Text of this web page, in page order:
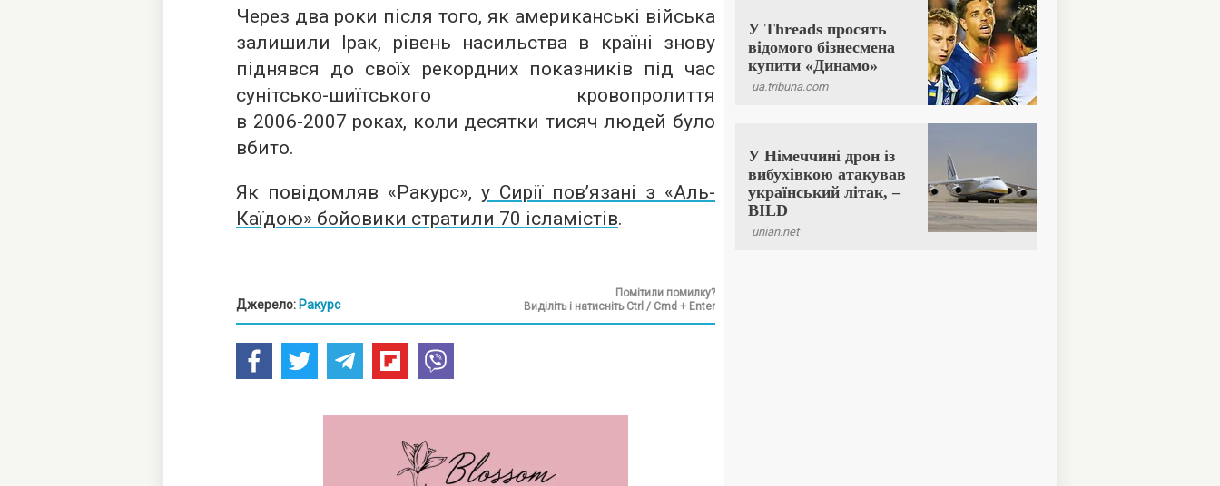
Через два роки після того, як американські війська
залишили Ірак, рівень насильства в країні знову
піднявся до своїх рекордних показників під час
сунітсько-шиїтського кровопролиття
в 2006-2007 роках, коли десятки тисяч людей було
вбито.
Як повідомляв «Ракурс», у Сирії пов’язані з «Аль-
Каїдою» бойовики стратили 70 ісламістів.
Джерело: Ракурс
Помітили помилку?
Виділіть і натисніть Ctrl / Cmd + Enter